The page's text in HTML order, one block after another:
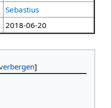
Sebastius
2018-06-20